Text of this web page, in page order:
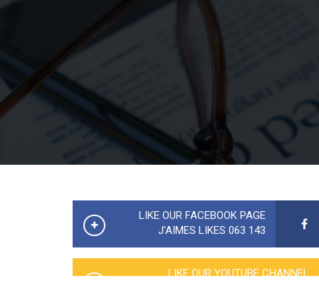
LIKE OUR FACEBOOK PAGE
143 063 J'AIMES LIKES
LIKE OUR YOUTUBE CHANNEL